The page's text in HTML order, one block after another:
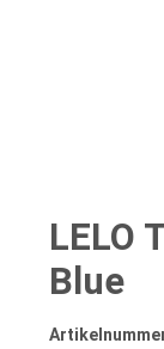
LELO
Blue